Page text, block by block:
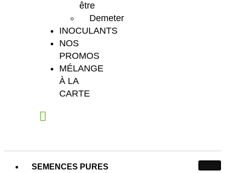
être
Demeter
INOCULANTS
NOS
PROMOS
MÉLANGE
À LA
CARTE
SEMENCES PURES